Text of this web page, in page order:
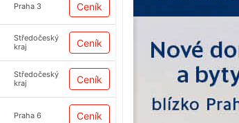
Praha 3 Ceník
Středočeský
kraj
Ceník
Středočeský
kraj
Ceník
Praha 6 Ceník